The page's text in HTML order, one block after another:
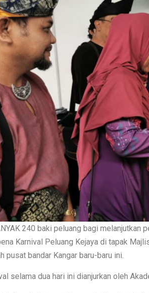
240 baki peluang bagi melanjutkan
Karnival Peluang Kejaya di tapak
pusat bandar Kangar baru-baru ini.
selama dua hari ini dianjurkan oleh